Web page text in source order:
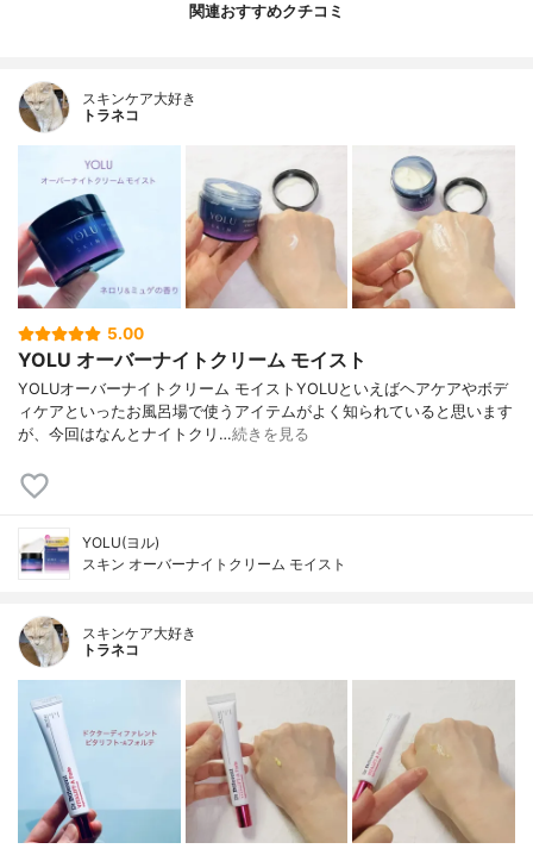
関連おすすめクチコミ
スキンケア大好き
トラネコ
5.00
YOLU オーバーナイトクリーム モイスト
YOLUオーバーナイトクリーム モイストYOLUといえばヘアケアやボデ
ィケアといったお風呂場で使うアイテムがよく知られていると思います
が、今回はなんとナイトクリ…続きを見る
YOLU(ヨル)
スキン オーバーナイトクリーム モイスト
スキンケア大好き
トラネコ